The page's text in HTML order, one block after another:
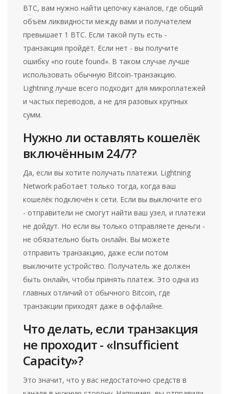
BTC, вам нужно найти цепочку каналов, где общий
объём ликвидности между вами и получателем
превышает 1 BTC. Если такой путь есть -
транзакция пройдёт. Если нет - вы получите
ошибку «no route found». В таком случае лучше
использовать обычную Bitcoin-транзакцию.
Lightning лучше всего подходит для микроплатежей
и частых переводов, а не для разовых крупных
сумм.
Нужно ли оставлять кошелёк
включённым 24/7?
Да, если вы хотите получать платежи. Lightning
Network работает только тогда, когда ваш
кошелёк подключён к сети. Если вы выключите его
- отправители не смогут найти ваш узел, и платежи
не дойдут. Но если вы только отправляете деньги -
не обязательно быть онлайн. Вы можете
отправить транзакцию, даже если потом
выключите устройство. Получатель же должен
быть онлайн, чтобы принять платеж. Это одна из
главных отличий от обычного Bitcoin, где
транзакции приходят даже в оффлайне.
Что делать, если транзакция
не проходит - «Insufficient
Capacity»?
Это значит, что у вас недостаточно средств в